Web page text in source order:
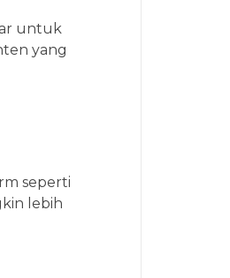
untuk
yang
seperti
lebih